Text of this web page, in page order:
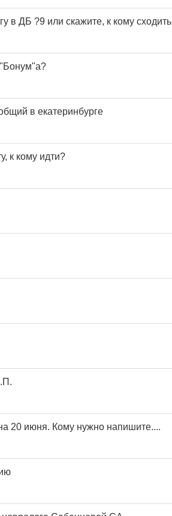
в ДБ ?9 или скажите, к кому сходить
в екатеринбурге
к кому идти?
20 июня. Кому нужно напишите....